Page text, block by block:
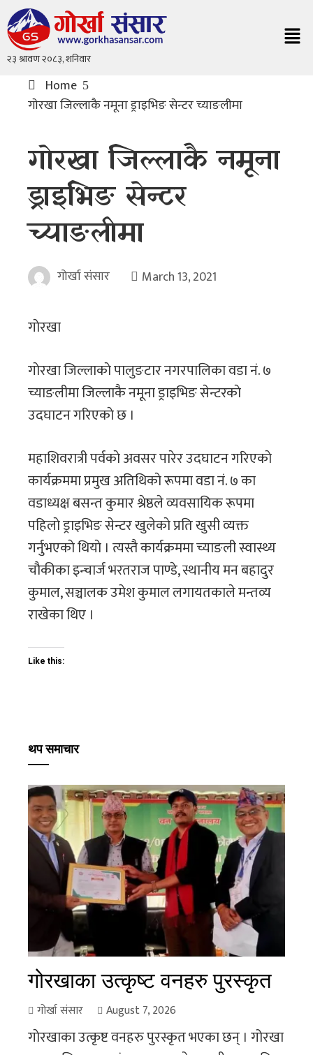
Home
गाेरखा जिल्लाकै नमूना ड्राइभिङ सेन्टर च्याङलीमा
गाेरखा जिल्लाकै नमूना
ड्राइभिङ सेन्टर
च्याङलीमा
गोर्खा संसार March 13, 2021
गाेरखा
गाेरखा जिल्लाकाे पालुङटार नगरपालिका वडा नं. ७
च्याङलीमा जिल्लाकै नमूना ड्राइभिङ सेन्टरकाे
उदघाटन गरिएकाे छ ।
महाशिवरात्री पर्वकाे अवसर पारेर उदघाटन गरिएकाे
कार्यक्रममा प्रमुख अतिथिकाे रूपमा वडा नं. ७ का
वडाध्यक्ष बसन्त कुमार श्रेष्ठले व्यवसायिक रूपमा
पहिलाे ड्राइभिङ सेन्टर खुलेकाे प्रति खुसी व्यक्त
गर्नुभएकाे थियाे । त्यस्तै कार्यक्रममा च्याङली स्वास्थ्य
चाैकीका इन्चार्ज भरतराज पाण्डे, स्थानीय मन बहादुर
कुमाल, सञ्चालक उमेश कुमाल लगायतकाले मन्तव्य
राखेका थिए ।
Like this:
थप समाचार
गाेरखाका उत्कृष्ट वनहरु पुरस्कृत
गोर्खा संसार August 7, 2026
गाेरखाका उत्कृष्ट वनहरु पुरस्कृत भएका छन् । गोरखा